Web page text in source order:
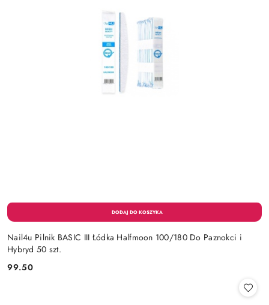
Nail4u Pilnik BASIC III Łódka Halfmoon 100/180 Do Paznokci i
Hybryd 50 szt.
Cena:
99.50